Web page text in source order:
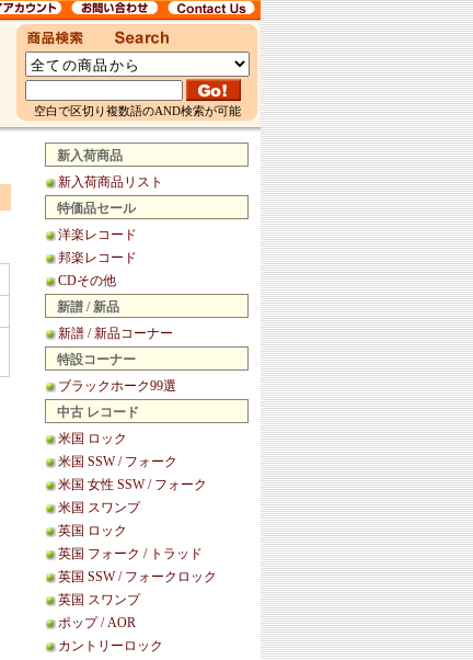
空白で区切り複数語のAND検索が可能
新入荷商品
新入荷商品リスト
特価品セール
洋楽レコード
邦楽レコード
CDその他
新譜 / 新品
新譜 / 新品コーナー
特設コーナー
ブラックホーク99選
中古 レコード
米国 ロック
米国 SSW / フォーク
米国 女性 SSW / フォーク
米国 スワンプ
英国 ロック
英国 フォーク / トラッド
英国 SSW / フォークロック
英国 スワンプ
ポップ / AOR
カントリーロック